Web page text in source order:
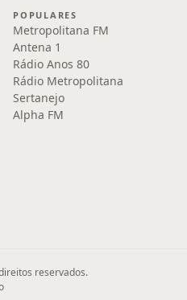
POPULARES
Metropolitana FM
Antena 1
Rádio Anos 80
Rádio Metropolitana
Sertanejo
Alpha FM
reservados.